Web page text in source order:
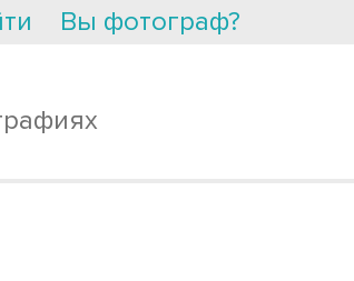
Вы фотограф?